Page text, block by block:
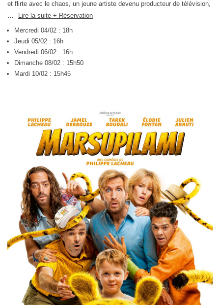
et flirte avec le chaos, un jeune artiste devenu producteur de télévision,
…
Lire la suite + Réservation
Mercredi 04/02 : 18h
Jeudi 05/02 : 16h
Vendredi 06/02 : 16h
Dimanche 08/02 : 15h50
Mardi 10/02 : 15h45